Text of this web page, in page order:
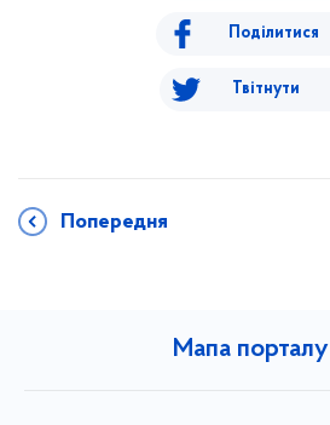
Поділитися
Твітнути
Попередня
Мапа порталу